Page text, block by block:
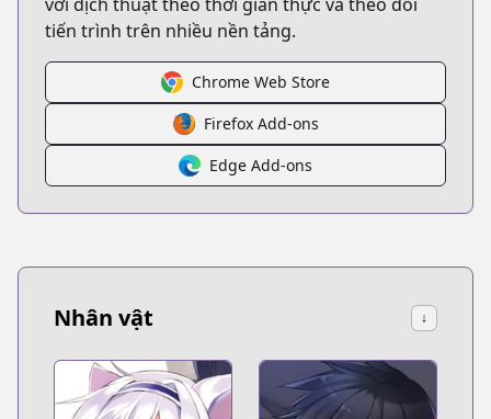
tiến trình trên nhiều nền tảng.
Chrome Web Store
Firefox Add-ons
Edge Add-ons
Nhân vật ↓